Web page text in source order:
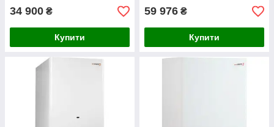
34 900 ₴
Купити
59 976 ₴
Купити